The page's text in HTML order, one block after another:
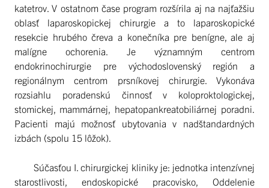
katetrov. V ostatnom čase program rozšírila aj na najťažšiu
oblasť laparoskopickej chirurgie a to laparoskopické
resekcie hrubého čreva a konečníka pre benígne, ale aj
malígne ochorenia. Je významným centrom
endokrinochirurgie pre východoslovenský región a
regionálnym centrom prsníkovej chirurgie. Vykonáva
rozsiahlu poradenskú činnosť v koloproktologickej,
stomickej, mammárnej, hepatopankreatobiliárnej poradni.
Pacienti majú možnosť ubytovania v nadštandardných
izbách (spolu 15 lôžok).
Súčasťou I. chirurgickej kliniky je: jednotka intenzívnej
starostlivosti, endoskopické pracovisko, Oddelenie